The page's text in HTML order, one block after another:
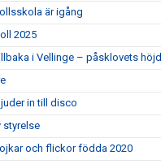
är igång
2025
i Vellinge – påsklovets
in till disco
styrelse
och flickor födda 2020